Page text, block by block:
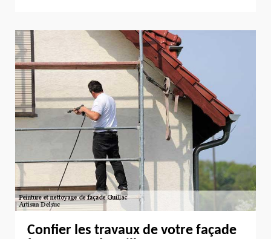
Confier les travaux de votre façade